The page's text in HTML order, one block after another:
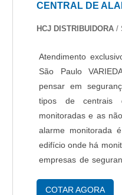
CENTRAL DE
HCJ DISTRIBUIDORA /
Atendimento
São Paulo
pensar em
tipos de centrais
monitoradas e as
alarme monitorada
edifício onde há
empresas de
quando acionadas
COTAR AGORA